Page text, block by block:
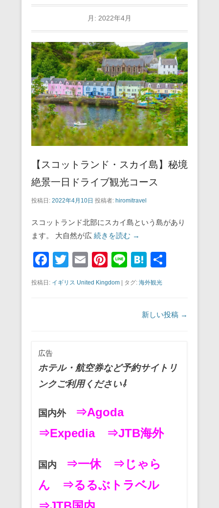
月: 2022年4月
【スコットランド・スカイ島】秘境
絶景一日ドライブ観光コース
投稿日: 2022年4月10日 投稿者: hiromitravel
スコットランド北部にスカイ島という島があり
ます。 大自然が広 続きを読む →
F
c
o
k
T
tt
E
Pi
Li
e
H
at
e
a
投稿日: イギリス United Kingdom タグ: 海外観光
新しい投稿 →
広告
ホテル・航空券など予約サイトリ
ンクご利用ください⇩
国内外
⇒Agoda
⇒Expedia
⇒JTB海外
国内 ⇒一休
⇒じゃら
ん
⇒るるぶトラベル